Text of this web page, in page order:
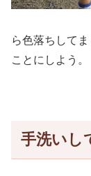
ら色落ちして
ことにしよう。
手洗いし